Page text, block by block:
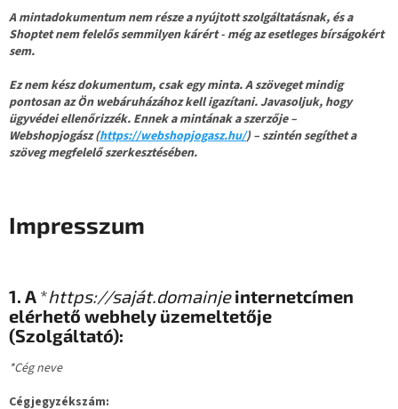
A mintadokumentum nem része a nyújtott szolgáltatásnak, és a
Shoptet nem felelős semmilyen kárért - még az esetleges bírságokért
sem.
Ez nem kész dokumentum, csak egy minta. A szöveget mindig
pontosan az Ön webáruházához kell igazítani. Javasoljuk, hogy
ügyvédei ellenőrizzék. Ennek a mintának a szerzője –
Webshopjogász (https://webshopjogasz.hu/) – szintén segíthet a
szöveg megfelelő szerkesztésében.
Impresszum
1. A *https://saját.domainje internetcímen
elérhető webhely üzemeltetője
(Szolgáltató):
*Cég neve
Cégjegyzékszám: